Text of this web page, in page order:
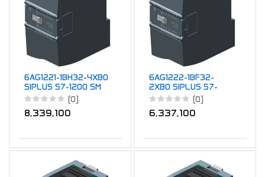
6AG1221-1BH32-4XB0
SIPLUS S7-1200 SM
1221 16DI
(0)
8,339,100
6AG1222-1BF32-
2XB0 SIPLUS S7-
1200 SM 1222 8DQ
(0)
6,337,100